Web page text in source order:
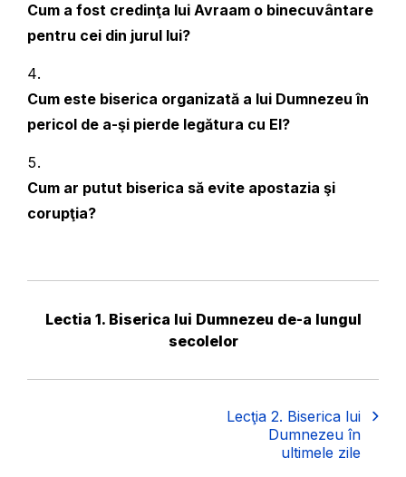
Cum a fost credinţa lui Avraam o binecuvântare
pentru cei din jurul lui?
Cum este biserica organizată a lui Dumnezeu în
pericol de a-şi pierde legătura cu El?
Cum ar putut biserica să evite apostazia şi
corupţia?
Lectia 1. Biserica lui Dumnezeu de-a lungul
secolelor
Lecţia 2. Biserica lui
Dumnezeu în
ultimele zile